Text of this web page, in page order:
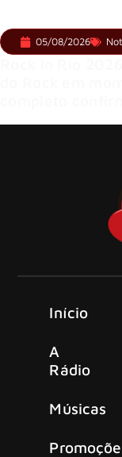
05/08/2026
Início
A
Rádio
Músicas